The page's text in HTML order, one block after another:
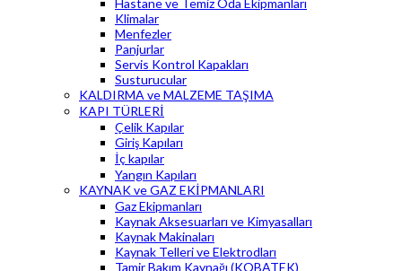
Klimalar
Menfezler
Panjurlar
Servis Kontrol Kapakları
Susturucular
KALDIRMA ve MALZEME TAŞIMA
KAPI TÜRLERİ
Çelik Kapılar
Giriş Kapıları
İç kapılar
Yangın Kapıları
KAYNAK ve GAZ EKİPMANLARI
Gaz Ekipmanları
Kaynak Aksesuarları ve Kimyasalları
Kaynak Makinaları
Kaynak Telleri ve Elektrodları
Tamir Bakım Kaynağı (KOBATEK)